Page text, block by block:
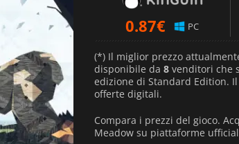
0.87€ PC
(*) Il miglior prezzo
disponibile da 8 venditori che
edizione di Standard Edition.
offerte digitali.
Compara i prezzi del gioco.
Meadow su piattaforme